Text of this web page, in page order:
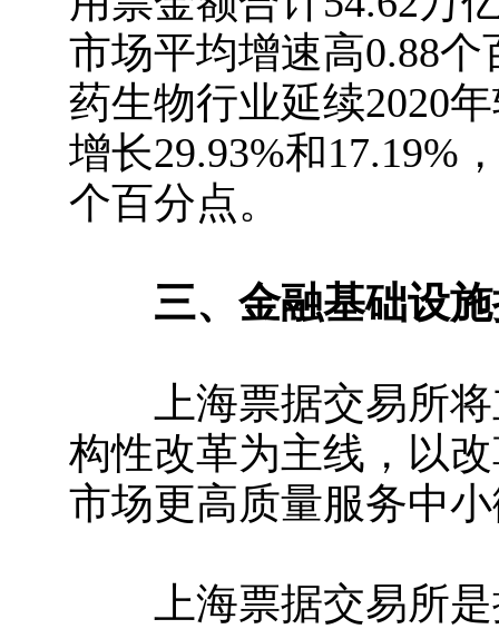
市场平均增速高0.88
药生物行业延续2020
增长29.93%和17.19%
个百分点。
三、金融基础设
上海票据交易所将
构性改革为主线，以
市场更高质量服务中
上海票据交易所是